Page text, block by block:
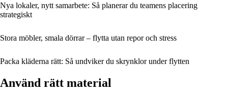
Nya lokaler, nytt samarbete: Så planerar du teamens placering
strategiskt
Stora möbler, smala dörrar – flytta utan repor och stress
Packa kläderna rätt: Så undviker du skrynklor under flytten
Använd rätt material